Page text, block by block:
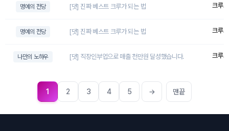
명예의 전당 [댓] 진짜 베스트 크루가 되는 법 크루
명예의 전당 [댓] 진짜 베스트 크루가 되는 법 크루
나만의 노하우 [댓] 직장인부업으로 매출 천만원 달성했습니다. 크루
1 2 3 4 5 → 맨끝